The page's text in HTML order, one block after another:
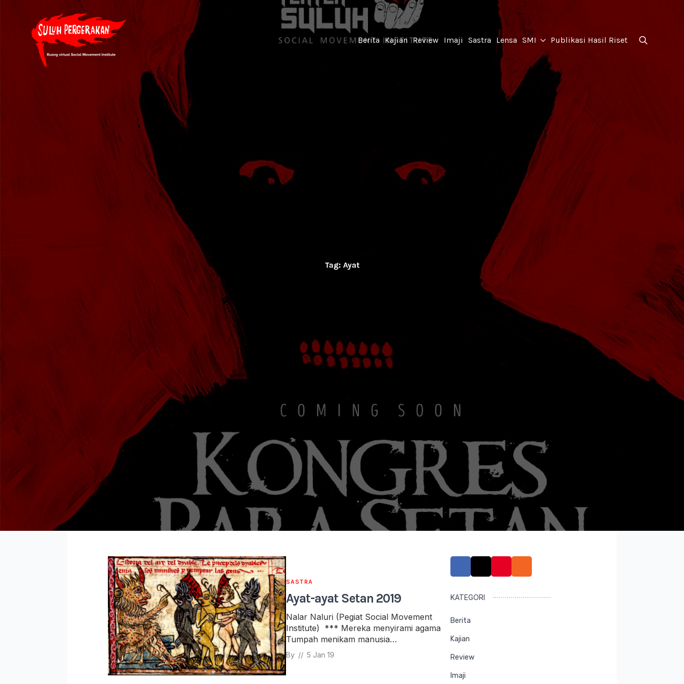
Berita Kajian Review Imaji Sastra Lensa SMI Publikasi Hasil Riset
Tag: Ayat
SASTRA
Ayat-ayat Setan 2019
Nalar Naluri (Pegiat Social Movement
Institute) *** Mereka menyirami agama
Tumpah menikam manusia…
By // 5 Jan 19
KATEGORI
Berita
Kajian
Review
Imaji